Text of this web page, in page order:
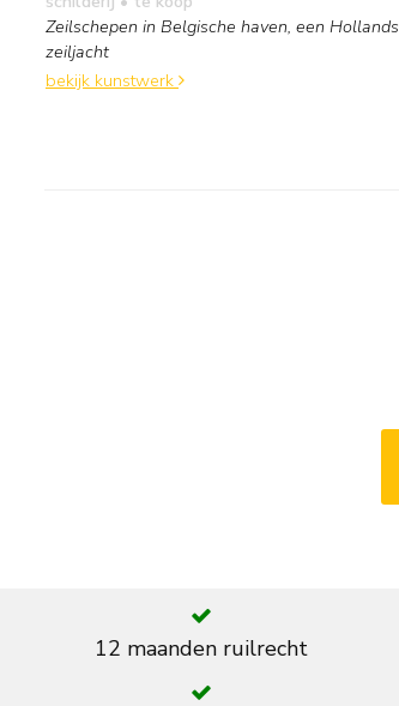
Zeilschepen in Belgische haven, een Hollands
zeiljacht
bekijk kunstwerk
12 maanden ruilrecht